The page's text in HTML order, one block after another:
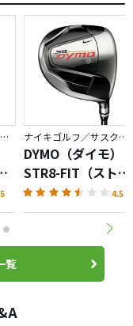
ナイキゴルフ／サスクワッチ ナイキゴルフ／サスクワッチ
DYMO（ダイモ）
STR8-FIT（ストレ
ートフィット） ド
ライバー
4.5
覧